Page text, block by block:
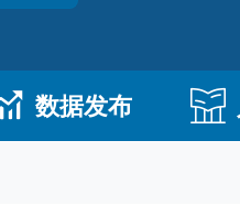
数据发布